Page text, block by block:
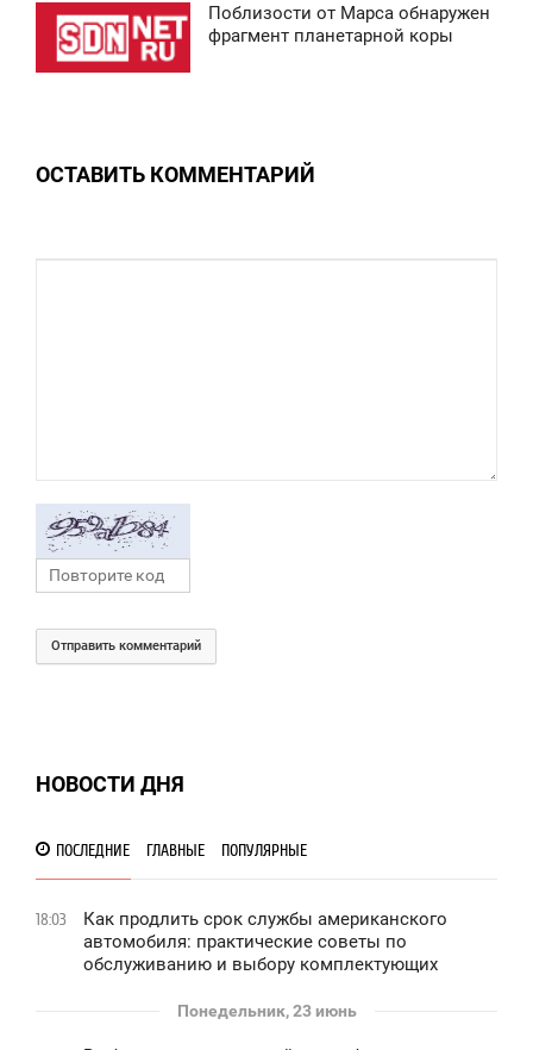
Поблизости от Марса обнаружен
фрагмент планетарной коры
ОСТАВИТЬ КОММЕНТАРИЙ
Отправить комментарий
НОВОСТИ ДНЯ
ПОСЛЕДНИЕ ГЛАВНЫЕ ПОПУЛЯРНЫЕ
18:03
Как продлить срок службы американского
автомобиля: практические советы по
обслуживанию и выбору комплектующих
Понедельник, 23 июнь